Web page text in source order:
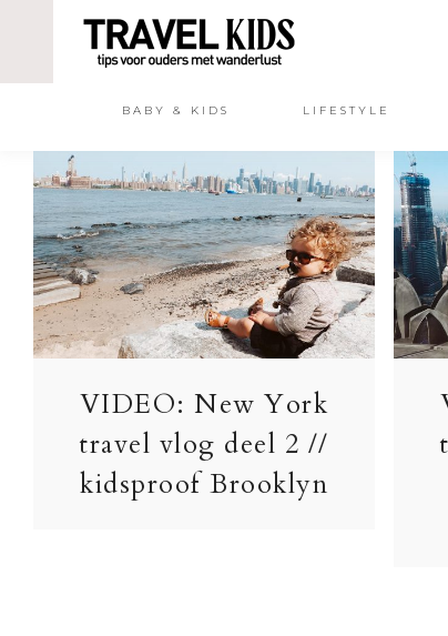
BABY & KIDS LIFESTYLE
VIDEO: New York
travel vlog deel 2 //
kidsproof Brooklyn